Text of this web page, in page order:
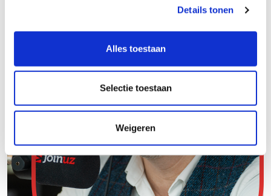
Details tonen
Alles toestaan
Selectie toestaan
Weigeren